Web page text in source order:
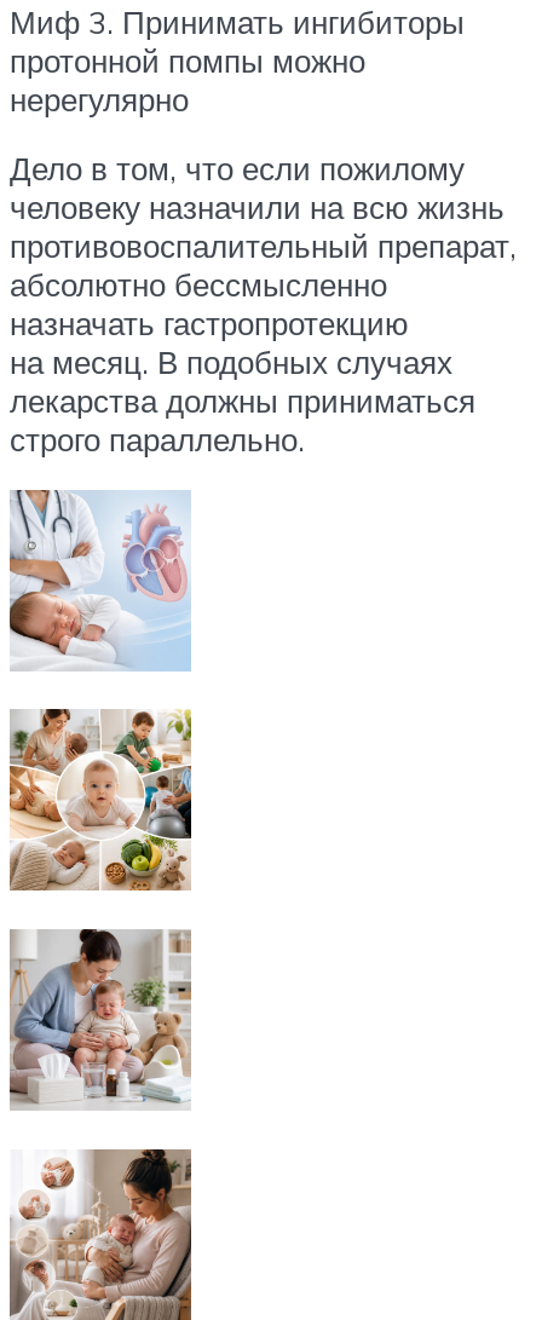
Миф 3. Принимать ингибиторы
протонной помпы можно
нерегулярно
Дело в том, что если пожилому
человеку назначили на всю жизнь
противовоспалительный препарат,
абсолютно бессмысленно
назначать гастропротекцию
на месяц. В подобных случаях
лекарства должны приниматься
строго параллельно.